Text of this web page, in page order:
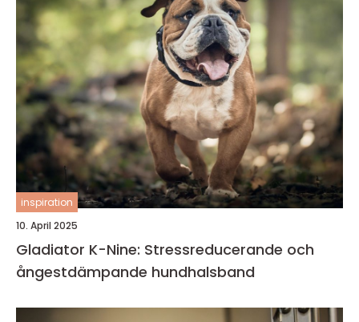
inspiration
10. April 2025
Gladiator K-Nine: Stressreducerande och
ångestdämpande hundhalsband